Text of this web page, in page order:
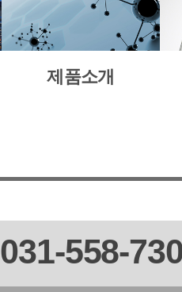
제품소개
031-558-